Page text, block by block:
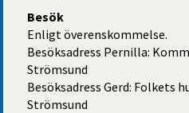
Besök
Enligt överenskommelse.
Besöksadress Pernilla:
Strömsund
Besöksadress Gerd: Folkets
Strömsund